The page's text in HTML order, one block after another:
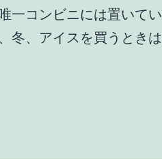
一コンビニには置いてい
冬、アイスを買うときは